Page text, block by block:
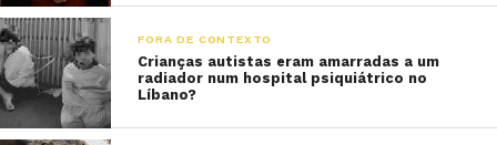
FORA DE CONTEXTO
Crianças autistas eram amarradas a um
radiador num hospital psiquiátrico no
Líbano?